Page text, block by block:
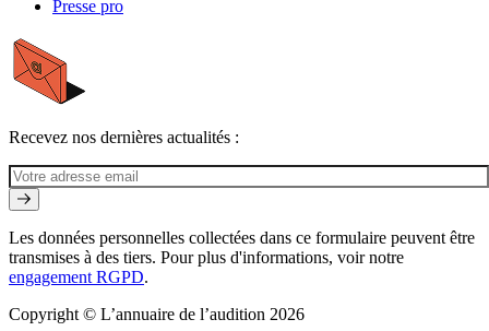
Presse pro
Recevez nos dernières actualités :
Les données personnelles collectées dans ce formulaire peuvent être
transmises à des tiers. Pour plus d'informations, voir notre
engagement RGPD.
Copyright © L’annuaire de l’audition 2026